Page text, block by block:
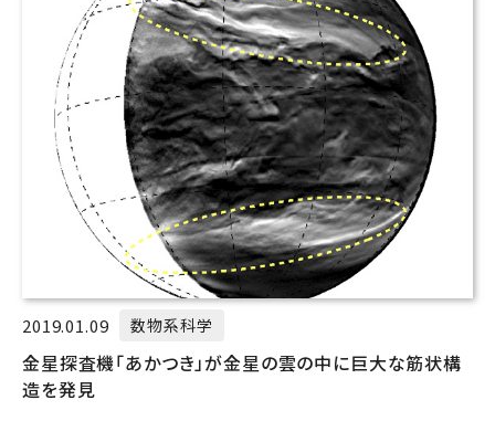
2019.01.09 数物系科学
金星探査機「あかつき」が金星の雲の中に巨大な筋状構
造を発見